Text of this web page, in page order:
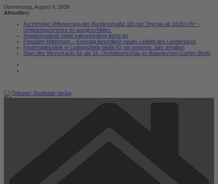
Zum
Inhalt
Donnerstag, August 6, 2026
Aktuelles:
Kurzfristige Vollsperrung der Bundesstraße 101 bei Thyrow ab 18:00 Uhr –
Umleitungsstrecke ist ausgeschildert
Arbeitslosigkeit steigt saisonbedingt leicht an
Potsdam-Mittelmark – Kreistag beschließt neues Leitbild des Landkreises
Kindertagesklinik in Ludwigsfelde bleibt für ein weiteres Jahr erhalten
Start des Vorverkaufs für die 16. Orchideenschau im Botanischen Garten Berlin